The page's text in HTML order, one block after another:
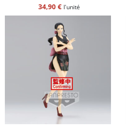
34,90 € l'unité